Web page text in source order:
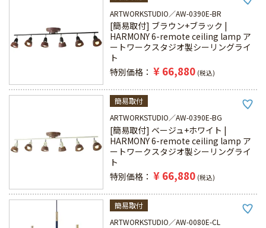
ARTWORKSTUDIO
AW-0390E-BR
[簡易取付] ブラウン+ブラック |
HARMONY 6-remote ceiling lamp ア
ートワークスタジオ製シーリングライ
ト
特別価格
¥ 66,880 税込
簡易取付
ARTWORKSTUDIO
AW-0390E-BG
[簡易取付] ベージュ+ホワイト |
HARMONY 6-remote ceiling lamp ア
ートワークスタジオ製シーリングライ
ト
特別価格
¥ 66,880 税込
簡易取付
ARTWORKSTUDIO
AW-0080E-CL